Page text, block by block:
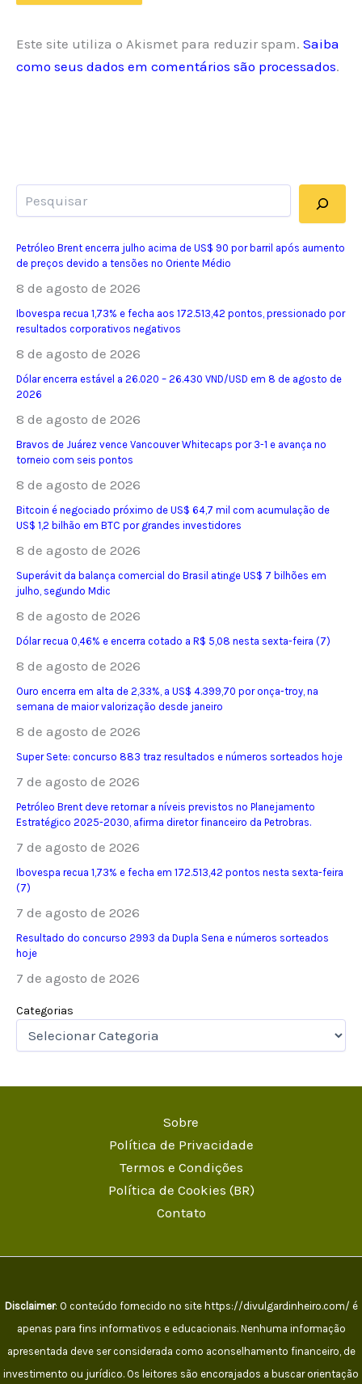
Este site utiliza o Akismet para reduzir spam. Saiba
como seus dados em comentários são processados.
Petróleo Brent encerra julho acima de US$ 90 por barril após aumento
de preços devido a tensões no Oriente Médio
8 de agosto de 2026
Ibovespa recua 1,73% e fecha aos 172.513,42 pontos, pressionado por
resultados corporativos negativos
8 de agosto de 2026
Dólar encerra estável a 26.020 – 26.430 VND/USD em 8 de agosto de
2026
8 de agosto de 2026
Bravos de Juárez vence Vancouver Whitecaps por 3-1 e avança no
torneio com seis pontos
8 de agosto de 2026
Bitcoin é negociado próximo de US$ 64,7 mil com acumulação de
US$ 1,2 bilhão em BTC por grandes investidores
8 de agosto de 2026
Superávit da balança comercial do Brasil atinge US$ 7 bilhões em
julho, segundo Mdic
8 de agosto de 2026
Dólar recua 0,46% e encerra cotado a R$ 5,08 nesta sexta-feira (7)
8 de agosto de 2026
Ouro encerra em alta de 2,33%, a US$ 4.399,70 por onça-troy, na
semana de maior valorização desde janeiro
8 de agosto de 2026
Super Sete: concurso 883 traz resultados e números sorteados hoje
7 de agosto de 2026
Petróleo Brent deve retornar a níveis previstos no Planejamento
Estratégico 2025-2030, afirma diretor financeiro da Petrobras.
7 de agosto de 2026
Ibovespa recua 1,73% e fecha em 172.513,42 pontos nesta sexta-feira
(7)
7 de agosto de 2026
Resultado do concurso 2993 da Dupla Sena e números sorteados
hoje
7 de agosto de 2026
Categorias
Sobre
Política de Privacidade
Termos e Condições
Política de Cookies (BR)
Contato
Disclaimer: O conteúdo fornecido no site https://divulgardinheiro.com/ é
apenas para fins informativos e educacionais. Nenhuma informação
apresentada deve ser considerada como aconselhamento financeiro, de
investimento ou jurídico. Os leitores são encorajados a buscar orientação